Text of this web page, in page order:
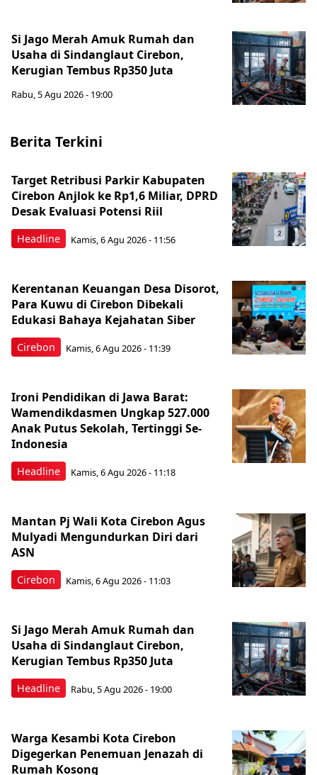
Si Jago Merah Amuk Rumah dan
Usaha di Sindanglaut Cirebon,
Kerugian Tembus Rp350 Juta
Rabu, 5 Agu 2026 - 19:00
Berita Terkini
Headline
Target Retribusi Parkir Kabupaten
Cirebon Anjlok ke Rp1,6 Miliar, DPRD
Desak Evaluasi Potensi Riil
Kamis, 6 Agu 2026 - 11:56
Cirebon
Kerentanan Keuangan Desa Disorot,
Para Kuwu di Cirebon Dibekali
Edukasi Bahaya Kejahatan Siber
Kamis, 6 Agu 2026 - 11:39
Headline
Ironi Pendidikan di Jawa Barat:
Wamendikdasmen Ungkap 527.000
Anak Putus Sekolah, Tertinggi Se-
Indonesia
Kamis, 6 Agu 2026 - 11:18
Cirebon
Mantan Pj Wali Kota Cirebon Agus
Mulyadi Mengundurkan Diri dari
ASN
Kamis, 6 Agu 2026 - 11:03
Headline
Si Jago Merah Amuk Rumah dan
Usaha di Sindanglaut Cirebon,
Kerugian Tembus Rp350 Juta
Rabu, 5 Agu 2026 - 19:00
Warga Kesambi Kota Cirebon
Digegerkan Penemuan Jenazah di
Rumah Kosong